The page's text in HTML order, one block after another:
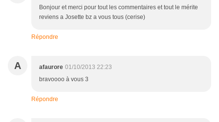
Bonjour et merci pour tout les commentaires et tout le mérite
reviens a Josette bz a vous tous (cerise)
Répondre
A afaurore 01/10/2013 22:23
bravoooo à vous 3
Répondre